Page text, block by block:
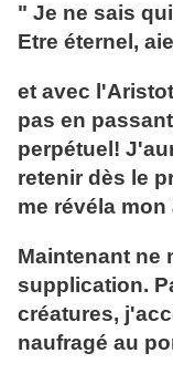
" Je ne sais
Etre éternel,
et avec
pas en
perpétuel!
retenir dès le
me révéla mon
Maintenant ne
supplication.
créatures,
naufragé au